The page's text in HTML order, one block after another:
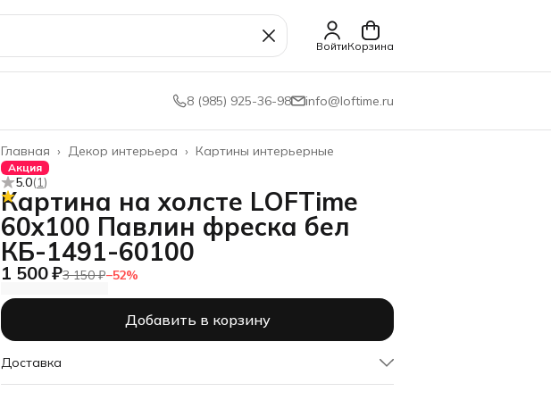
ВойтиКорзина
8 (985) 925-36-98 info@loftime.ru
Картины интерьерные
Декор интерьера ›
Главная ›
Акция
5.0(1)
Картина на холсте LOFTime
60х100 Павлин фреска бел
КБ-1491-60100
1 500 ₽3 150 ₽−52%
Добавить в корзину
Доставка